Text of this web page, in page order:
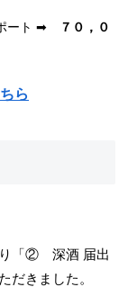
ポート ➡
７０，０
ら
り「② 深酒 届出
だきました。